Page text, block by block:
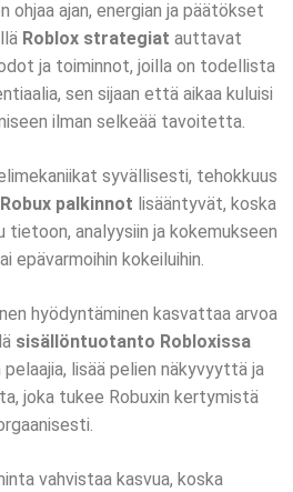
ohjaa ajan, energian ja päätökset
Roblox strategiat auttavat
ja toiminnot, joilla on todellista
sen sijaan että aikaa kuluisi
ilman selkeää tavoitetta.
syvällisesti, tehokkuus
Robux palkinnot lisääntyvät, koska
tietoon, analyysiin ja kokemukseen
epävarmoihin kokeiluihin.
hyödyntäminen kasvattaa arvoa
sisällöntuotanto Robloxissa
lisää pelien näkyvyyttä ja
joka tukee Robuxin kertymistä
vahvistaa kasvua, koska